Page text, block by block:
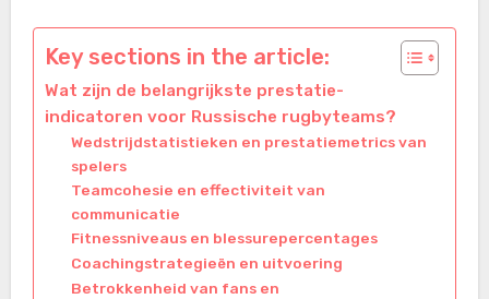
Key sections in the article:
Wat zijn de belangrijkste prestatie-
indicatoren voor Russische rugbyteams?
Wedstrijdstatistieken en prestatiemetrics van
spelers
Teamcohesie en effectiviteit van
communicatie
Fitnessniveaus en blessurepercentages
Coachingstrategieën en uitvoering
Betrokkenheid van fans en